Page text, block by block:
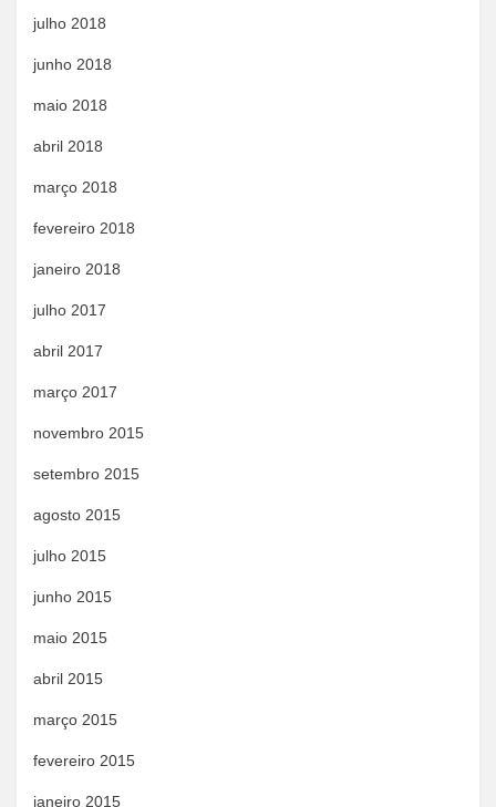
julho 2018
junho 2018
maio 2018
abril 2018
março 2018
fevereiro 2018
janeiro 2018
julho 2017
abril 2017
março 2017
novembro 2015
setembro 2015
agosto 2015
julho 2015
junho 2015
maio 2015
abril 2015
março 2015
fevereiro 2015
janeiro 2015